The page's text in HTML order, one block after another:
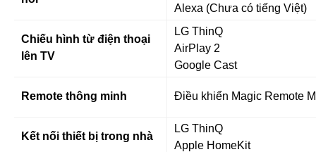
Alexa (Chưa có tiếng Việt)
Chiếu hình từ điện thoại
lên TV
LG ThinQ
AirPlay 2
Google Cast
Remote thông minh Điều khiển Magic Remote
Kết nối thiết bị trong nhà
LG ThinQ
Apple HomeKit